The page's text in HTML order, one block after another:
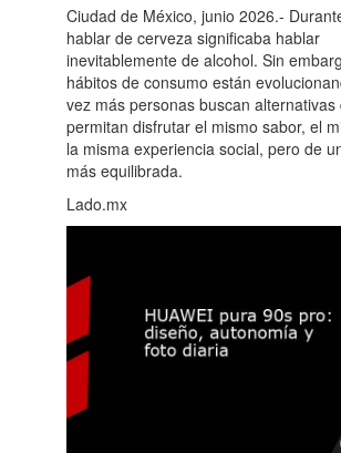
Ciudad de México, junio 2026.-
hablar de cerveza significaba hablar
inevitablemente de alcohol. Sin
hábitos de consumo están
vez más personas buscan alternativas
permitan disfrutar el mismo sabor, el
la misma experiencia social, pero de
más equilibrada.
Lado.mx